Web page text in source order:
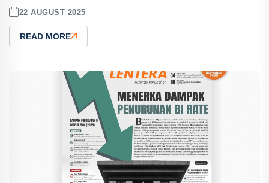
22 AUGUST 2025
READ MORE